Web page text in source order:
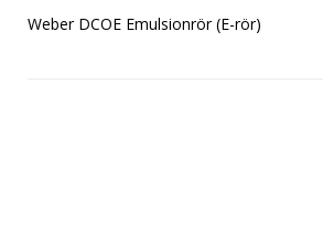
Weber DCOE Emulsionrör (E-rör)